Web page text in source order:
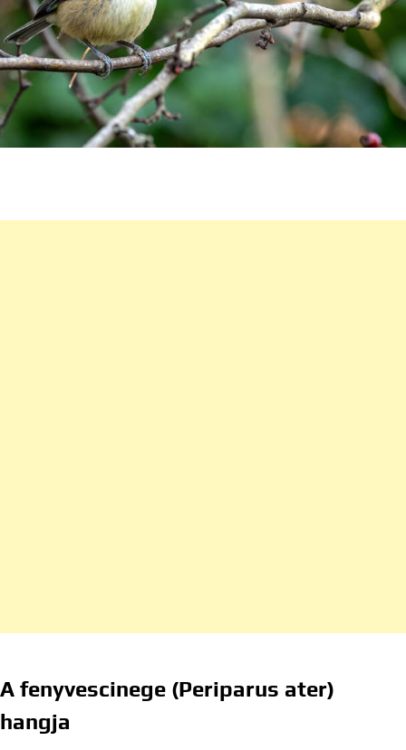
A fenyvescinege (Periparus ater)
hangja